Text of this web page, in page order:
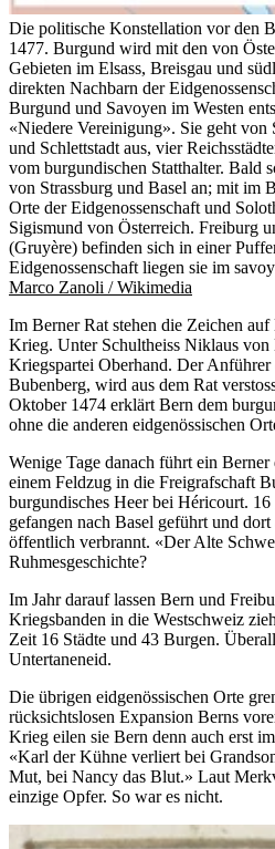
Die politische Konstellation vor den
1477. Burgund wird mit den von
Gebieten im Elsass, Breisgau und
direkten Nachbarn der
Burgund und Savoyen im Westen
«Niedere Vereinigung». Sie geht von
und Schlettstadt aus, vier
vom burgundischen Statthalter. Bald
von Strassburg und Basel an; mit im
Orte der Eidgenossenschaft und
Sigismund von Österreich. Freiburg
(Gruyère) befinden sich in einer
Eidgenossenschaft liegen sie im
Marco Zanoli / Wikimedia
Im Berner Rat stehen die Zeichen
Krieg. Unter Schultheiss Niklaus von
Kriegspartei Oberhand. Der
Bubenberg, wird aus dem Rat
Oktober 1474 erklärt Bern dem
ohne die anderen eidgenössischen
Wenige Tage danach führt ein
einem Feldzug in die Freigrafschaft
burgundisches Heer bei Héricourt.
gefangen nach Basel geführt und
öffentlich verbrannt. «Der Alte
Ruhmesgeschichte?
Im Jahr darauf lassen Bern und
Kriegsbanden in die Westschweiz
Zeit 16 Städte und 43 Burgen.
Untertaneneid.
Die übrigen eidgenössischen Orte
rücksichtslosen Expansion Berns
Krieg eilen sie Bern denn auch erst
«Karl der Kühne verliert bei
Mut, bei Nancy das Blut.» Laut
einzige Opfer. So war es nicht.